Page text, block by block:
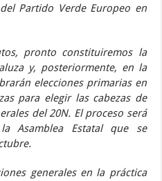
Partido Verde Europeo en
pronto constituiremos la
y, posteriormente, en la
elecciones primarias en
para elegir las cabezas de
del 20N. El proceso será
Asamblea Estatal que se
generales en la práctica